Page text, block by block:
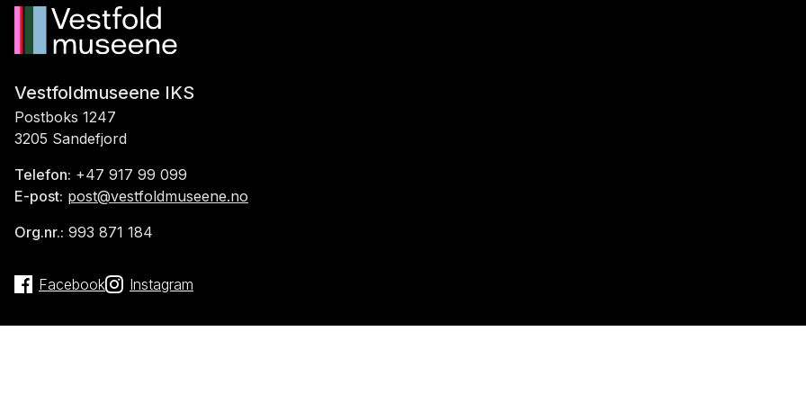
Vestfoldmuseene IKS
Postboks 1247
3205 Sandefjord
Telefon: +47 917 99 099
E-post: post@vestfoldmuseene.no
Org.nr.: 993 871 184
Facebook Instagram